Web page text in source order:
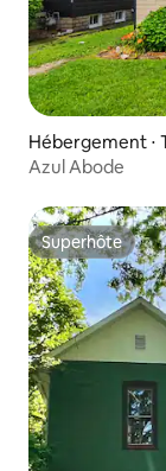
Hébergement ⋅
Azul Abode
Superhôte
Superhôte